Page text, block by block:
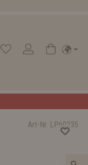
Art-Nr. LP60235